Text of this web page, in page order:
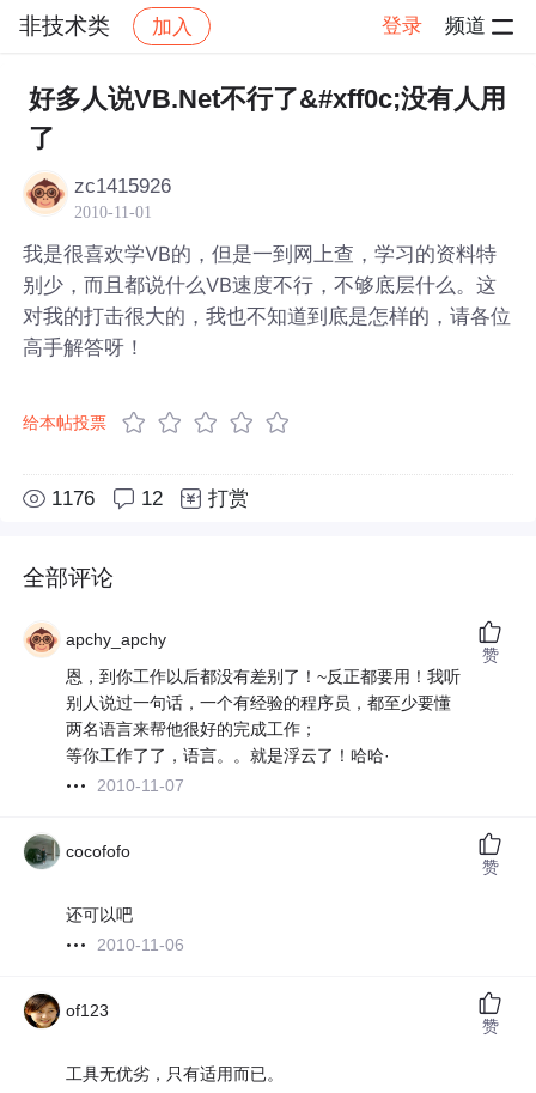
非技术类 加入 登录 频道
社区 非技术类 帖子详情
好多人说VB.Net不行了&#xff0c;没有人用
了
zc1415926
2010-11-01
我是很喜欢学VB的，但是一到网上查，学习的资料特
别少，而且都说什么VB速度不行，不够底层什么。这
对我的打击很大的，我也不知道到底是怎样的，请各位
高手解答呀！
给本帖投票
1176 12 打赏
全部评论
apchy_apchy
恩，到你工作以后都没有差别了！~反正都要用！我听
别人说过一句话，一个有经验的程序员，都至少要懂
两名语言来帮他很好的完成工作；
等你工作了了，语言。。就是浮云了！哈哈·
2010-11-07
赞
cocofofo
还可以吧
2010-11-06
赞
of123
工具无优劣，只有适用而已。
赞